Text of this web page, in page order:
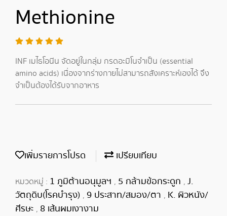
Methionine
INF เมไธโอนีน จัดอยู่ในกลุ่ม กรดอะมิโนจำเป็น (essential
amino acids) เนื่องจากร่างกายไม่สามารถสังเคราะห์เองได้ จึง
จำเป็นต้องได้รับจากอาหาร
เพิ่มรายการโปรด เปรียบเทียบ
หมวดหมู่ : 1 ภูมิต้านอนุมูลฯ , 5 กล้ามข้อกระดูก , J.
วัตถุดิบ(โรคบำรุง) , 9 ประสาท/สมอง/ตา , K. ผิวหนัง/
ศีรษะ , 8 เส้นผมเงางาม